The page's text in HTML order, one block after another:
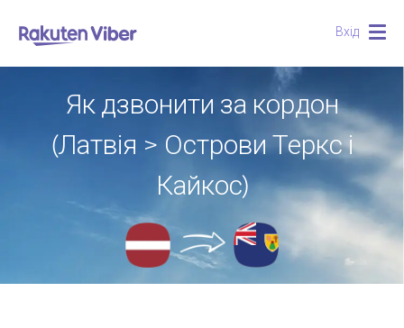
Вхід
Як дзвонити за кордон
(Латвія > Острови Теркс і
Кайкос)